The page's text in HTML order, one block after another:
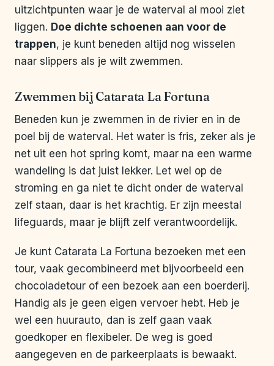
uitzichtpunten waar je de waterval al mooi ziet
liggen. Doe dichte schoenen aan voor de
trappen, je kunt beneden altijd nog wisselen
naar slippers als je wilt zwemmen.
Zwemmen bij Catarata La Fortuna
Beneden kun je zwemmen in de rivier en in de
poel bij de waterval. Het water is fris, zeker als je
net uit een hot spring komt, maar na een warme
wandeling is dat juist lekker. Let wel op de
stroming en ga niet te dicht onder de waterval
zelf staan, daar is het krachtig. Er zijn meestal
lifeguards, maar je blijft zelf verantwoordelijk.
Je kunt Catarata La Fortuna bezoeken met een
tour, vaak gecombineerd met bijvoorbeeld een
chocoladetour of een bezoek aan een boerderij.
Handig als je geen eigen vervoer hebt. Heb je
wel een huurauto, dan is zelf gaan vaak
goedkoper en flexibeler. De weg is goed
aangegeven en de parkeerplaats is bewaakt.